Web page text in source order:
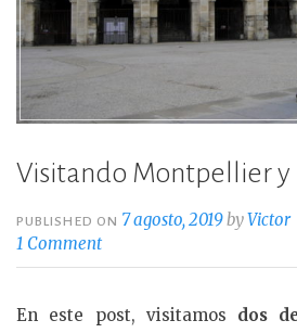
Visitando Montpellier y
PUBLISHED ON 7 agosto, 2019byVictor
1 Comment
En este post, visitamos dos